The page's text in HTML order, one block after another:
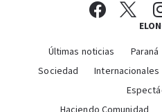
Últimas noticias Paraná
Sociedad
Internacionales